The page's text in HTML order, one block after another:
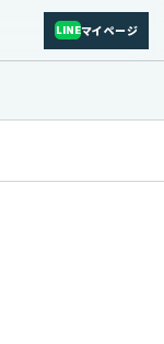
LINEマイページ